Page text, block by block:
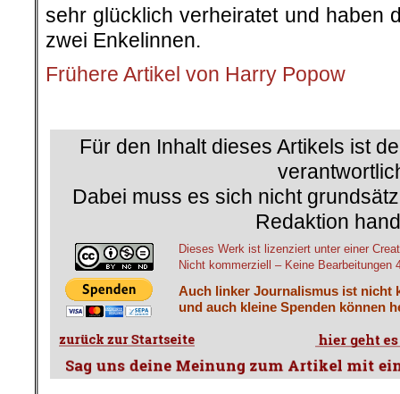
sehr glücklich verheiratet und haben
zwei Enkelinnen.
Frühere Artikel von Harry Popow
Für den Inhalt dieses Artikels ist
Dabei muss es sich nicht
Redaktion
Dieses Werk ist lizenziert unter einer
Nicht kommerziell – Keine Bearbeitungen
Auch linker Journalismus ist nicht
und auch kleine Spenden können